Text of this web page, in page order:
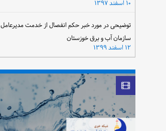
۱۰ اسفند ۱۳۹۷
توضیحی در مورد خبر حکم انفصال از خدمت مدیرعامل
سازمان آب و برق خوزستان
۱۲ اسفند ۱۳۹۹